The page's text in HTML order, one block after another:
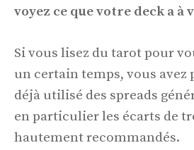
voyez ce que votre deck a à
Si vous lisez du tarot pour
un certain temps, vous avez
déjà utilisé des spreads
en particulier les écarts de
hautement recommandés.